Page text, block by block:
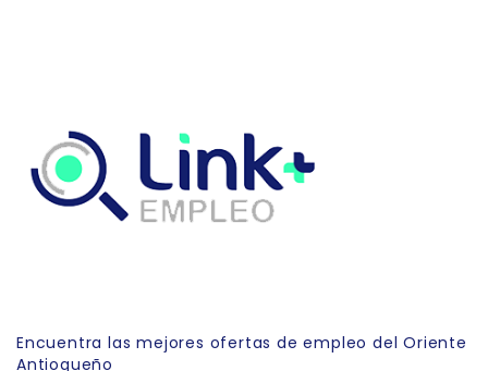
Encuentra las mejores ofertas de empleo del Oriente
Antioqueño